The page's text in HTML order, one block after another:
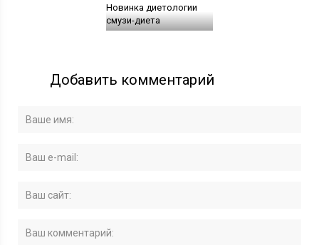
Новинка диетологии
смузи-диета
Добавить комментарий